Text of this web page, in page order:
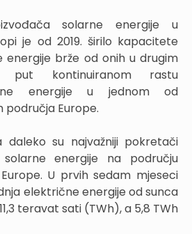
solarne energije u
je od 2019. širilo kapacitete
energije brže od onih u drugim
put kontinuiranom rastu
energije u jednom od
područja Europe.
daleko su najvažniji pokretači
energije na području
U prvih sedam mjeseci
električne energije od sunca
teravat sati (TWh), a 5,8 TWh